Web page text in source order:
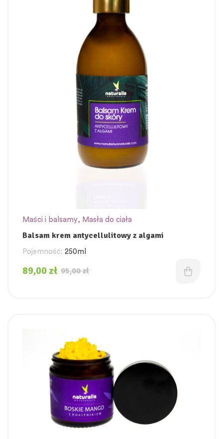
Maści i balsamy, Masła do ciała
Balsam krem antycellulitowy z algami
Pojemność: 250ml
95,00zł
89,00 zł